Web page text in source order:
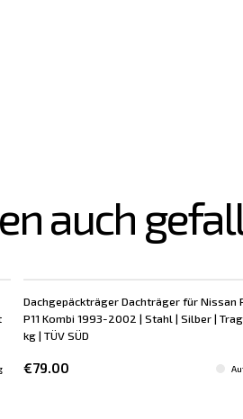
auch
Dachgepäckträger Dachträger für Nissan
P11 Kombi 1993-2002 | Stahl | Silber |
kg | TÜV SÜD
€79.00